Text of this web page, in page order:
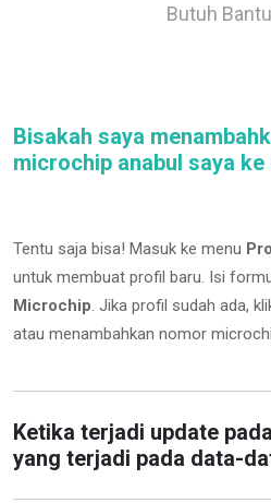
Butuh
Bisakah saya
microchip anabul saya
Tentu saja bisa! Masuk ke menu
untuk membuat profil baru. Isi
Microchip. Jika profil sudah ada,
atau menambahkan nomor
Ketika terjadi update
yang terjadi pada data-